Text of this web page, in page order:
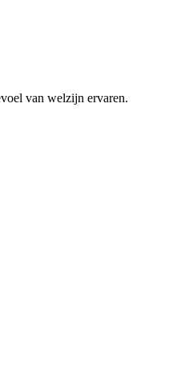
van welzijn ervaren.